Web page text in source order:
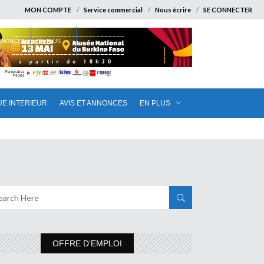
MON COMPTE Service commercial Nous écrire SE CONNECTER
INTERIEUR AVIS ET ANNONCES EN PLUS
EN PLUS
OFFRE D’EMPLOI